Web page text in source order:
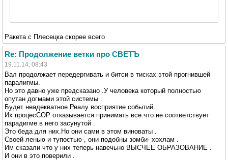
Ракета с Плесецка скорее всего
Re: Продолжение ветки про СВЕТЪ
19.11.14, 08:43
Вал продолжает передергивать и битси в тисках этой прогнившей
паралигмы.
Но это давно уже предсказано .У человека который полностью
опутан догмами этой системы .
Будет неадекватное Реалу восприятие событий.
Их процесСОР отказывается принимать все что не соответствует
парадигме в него засунутой .
Это беда для них.Но они сами в этом виноваты .
Своей ленью и тупостью , они подобны зомби- хохлам .
Им сказали что у них теперь навечьно ВЫСЧЕЕ ОБРАЗОВАНИЕ .
И они в это поверили .